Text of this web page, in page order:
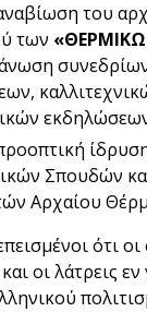
του
των
Σπουδών
Αρχαίου
ότι
οι λάτρεις εν